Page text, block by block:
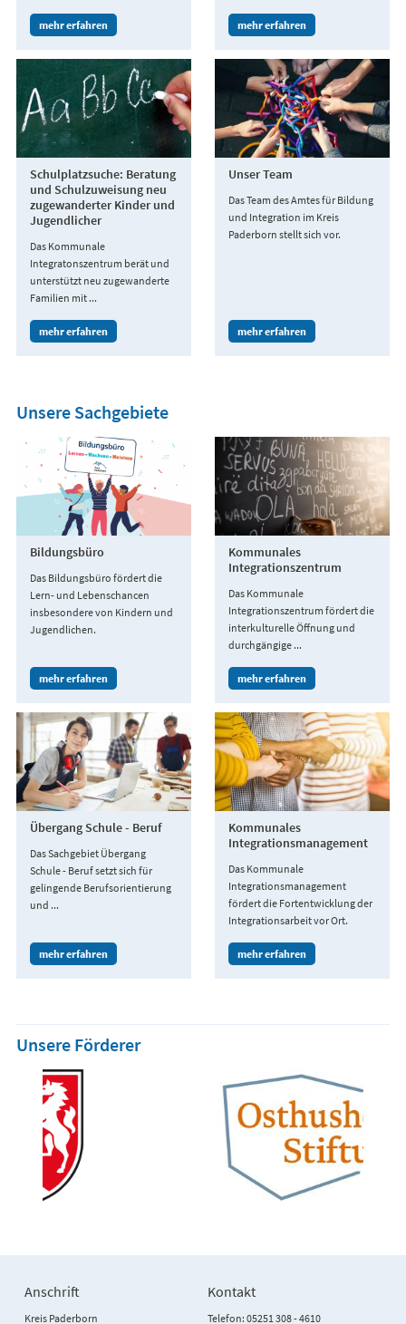
mehr erfahren mehr erfahren
Schulplatzsuche: Beratung
und Schulzuweisung neu
zugewanderter Kinder und
Jugendlicher
Das Kommunale
Integratonszentrum berät und
unterstützt neu zugewanderte
Familien mit ...
mehr erfahren
Unser Team
Das Team des Amtes für Bildung
und Integration im Kreis
Paderborn stellt sich vor.
mehr erfahren
Unsere Sachgebiete
Bildungsbüro
Das Bildungsbüro fördert die
Lern- und Lebenschancen
insbesondere von Kindern und
Jugendlichen.
mehr erfahren
Kommunales
Integrationszentrum
Das Kommunale
Integrationszentrum fördert die
interkulturelle Öffnung und
durchgängige ...
mehr erfahren
Übergang Schule - Beruf
Das Sachgebiet Übergang
Schule - Beruf setzt sich für
gelingende Berufsorientierung
und ...
mehr erfahren
Kommunales
Integrationsmanagement
Das Kommunale
Integrationsmanagement
fördert die Fortentwicklung der
Integrationsarbeit vor Ort.
mehr erfahren
Unsere Förderer
Anschrift
Kreis Paderborn
Kontakt
Telefon: 05251 308 - 4610